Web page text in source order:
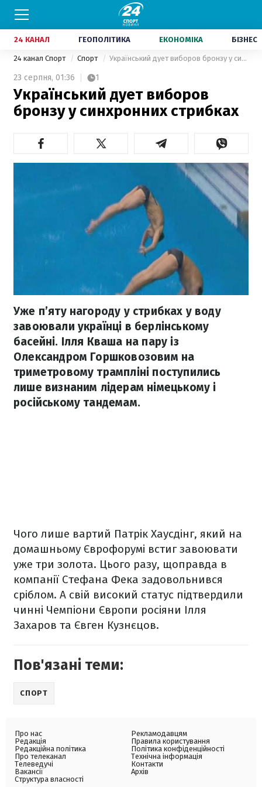
24 КАНАЛ ГЕОПОЛІТИКА ЕКОНОМІКА БІЗНЕС
24 канал Спорт Спорт Український дует виборов бронзу у синхронних стрибках
23 серпня, 01:36 1
Український дует виборов
бронзу у синхронних стрибках
Уже п’яту нагороду у стрибках у воду
завоювали українці в берлінському
басейні. Ілля Кваша на пару із
Олександром Горшковозовим на
триметровому трампліні поступились
лише визнаним лідерам німецькому і
російському тандемам.
Чого лише вартий Патрік Хаусдінг, який на
домашньому Єврофорумі встиг завоювати
уже три золота. Цього разу, щоправда в
компанії Стефана Фека задовольнився
сріблом. А свій високий статус підтвердили
чинні Чемпіони Європи росіяни Ілля
Захаров та Євген Кузнєцов.
Пов'язані теми:
СПОРТ
Про нас
Редакція
Редакційна політика
Про телеканал
Телеведучі
Вакансії
Структура власності
Рекламодавцям
Правила користування
Політика конфіденційності
Технічна інформація
Контакти
Архів